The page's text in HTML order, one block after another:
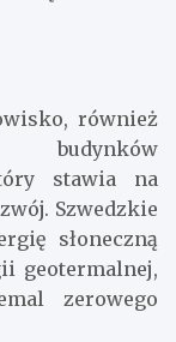
również
stawia na
Szwedzkie
słoneczną
geotermalnej,
zerowego